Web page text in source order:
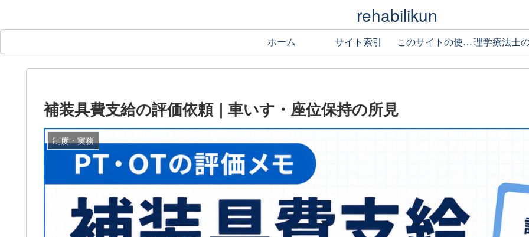
rehabilikun
ホーム サイト索引 このサイトの使い方
補装具費支給の評価依頼｜車いす・座位保持の所見
制度・実務